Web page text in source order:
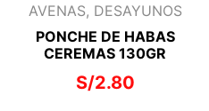
AVENAS, DESAYUNOS
PONCHE DE HABAS
CEREMAS 130GR
S/2.80